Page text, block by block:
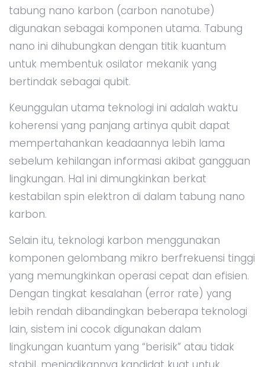
tabung nano karbon (carbon nanotube)
digunakan sebagai komponen utama. Tabung
nano ini dihubungkan dengan titik kuantum
untuk membentuk osilator mekanik yang
bertindak sebagai qubit.
Keunggulan utama teknologi ini adalah waktu
koherensi yang panjang artinya qubit dapat
mempertahankan keadaannya lebih lama
sebelum kehilangan informasi akibat gangguan
lingkungan. Hal ini dimungkinkan berkat
kestabilan spin elektron di dalam tabung nano
karbon.
Selain itu, teknologi karbon menggunakan
komponen gelombang mikro berfrekuensi tinggi
yang memungkinkan operasi cepat dan efisien.
Dengan tingkat kesalahan (error rate) yang
lebih rendah dibandingkan beberapa teknologi
lain, sistem ini cocok digunakan dalam
lingkungan kuantum yang “berisik” atau tidak